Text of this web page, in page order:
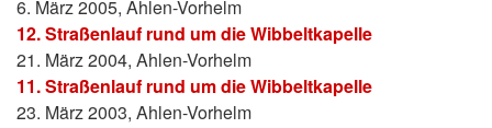
6. März 2005, Ahlen-Vorhelm
12. Straßenlauf rund um die Wibbeltkapelle
21. März 2004, Ahlen-Vorhelm
11. Straßenlauf rund um die Wibbeltkapelle
23. März 2003, Ahlen-Vorhelm